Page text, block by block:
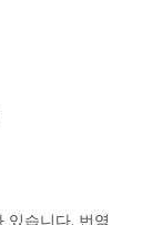
있습니다. 번역